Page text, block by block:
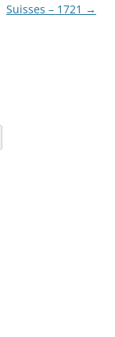
Suisses – 1721 →